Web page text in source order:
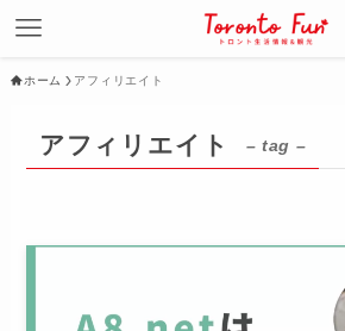
ホーム アフィリエイト
アフィリエイト – tag –